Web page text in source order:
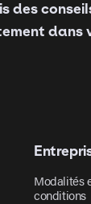
des
Modalités
conditions